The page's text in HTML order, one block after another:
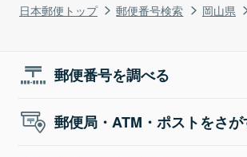
日本郵便トップ 郵便番号検索 岡山県
郵便番号を調べる
郵便局・ATM・ポストをさが